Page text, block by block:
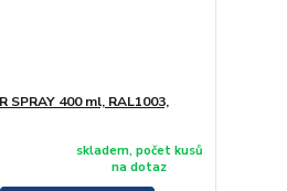
SPRAY 400 ml, RAL1003,
skladem, počet kusů
na dotaz